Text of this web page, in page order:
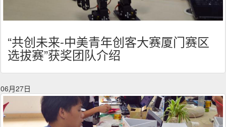
“共创未来-中美青年创客大赛厦门赛区
选拔赛”获奖团队介绍
06月27日